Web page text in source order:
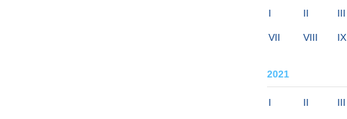
I II III
VII VIII IX
2021
I II III